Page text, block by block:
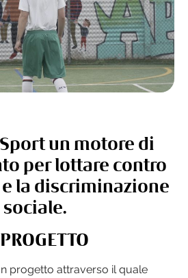
un motore di
per lottare contro
e la discriminazione
sociale.
progetto attraverso il quale